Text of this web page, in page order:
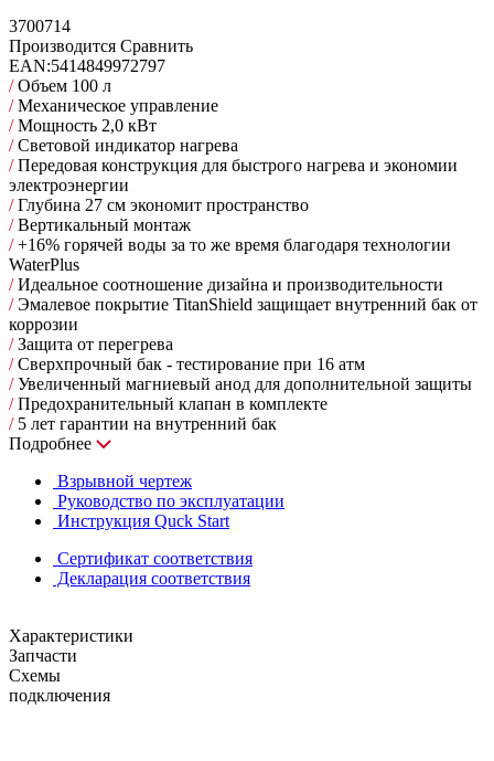
3700714
Производится Сравнить
EAN:5414849972797
/Объем 100 л
/Механическое управление
/Мощность 2,0 кВт
/Световой индикатор нагрева
/Передовая конструкция для быстрого нагрева и экономии
электроэнергии
/Глубина 27 см экономит пространство
/Вертикальный монтаж
/+16% горячей воды за то же время благодаря технологии
WaterPlus
/Идеальное соотношение дизайна и производительности
/Эмалевое покрытие TitanShield защищает внутренний бак от
коррозии
/Защита от перегрева
/Сверхпрочный бак - тестирование при 16 атм
/Увеличенный магниевый анод для дополнительной защиты
/Предохранительный клапан в комплекте
/5 лет гарантии на внутренний бак
Подробнее
Взрывной чертеж
Руководство по эксплуатации
Инструкция Quck Start
Сертификат соответствия
Декларация соответствия
Характеристики
Запчасти
Схемы
подключения